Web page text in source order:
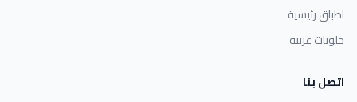
اطباق رئيسية
حلويات غربية
اتصل بنا